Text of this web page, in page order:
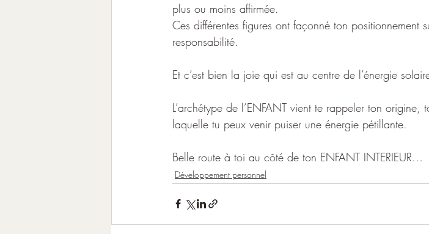
plus ou moins affirmée.
Ces différentes figures ont façonné ton positionnement
responsabilité.
Et c’est bien la joie qui est au centre de l’énergie
L’archétype de l’ENFANT vient te rappeler ton
laquelle tu peux venir puiser une énergie pétillante.
Belle route à toi au côté de ton ENFANT INTERIEUR…
Développement personnel